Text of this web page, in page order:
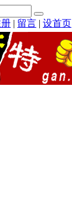
| 留言 | 设首页